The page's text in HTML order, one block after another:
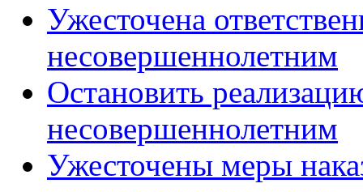
Ужесточена
несовершеннолетним
Остановить
несовершеннолетним
Ужесточены меры